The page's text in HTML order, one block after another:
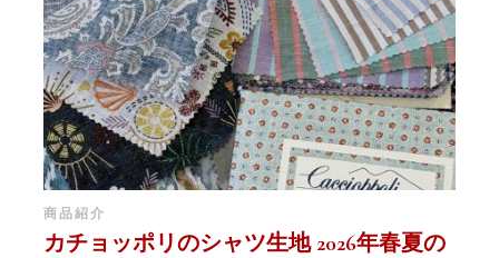
商品紹介
カチョッポリのシャツ生地 2026年春夏の